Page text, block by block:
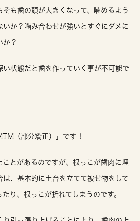
そも歯の頭が大きくなって、噛めるよう
いか？噛み合わせが強いとすぐにダメに
か？
い状態だと歯を作っていく事が不可能で
（部分矯正）」です！
ことがあるのですが、根っこが歯肉に埋
は、基本的に土台を立てて被せ物をして
り、根っこが折れてしまうのです。